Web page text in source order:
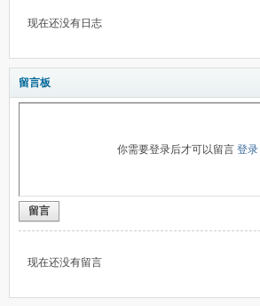
现在还没有日志
留言板
你需要登录后才可以留言 登录|
留言
现在还没有留言